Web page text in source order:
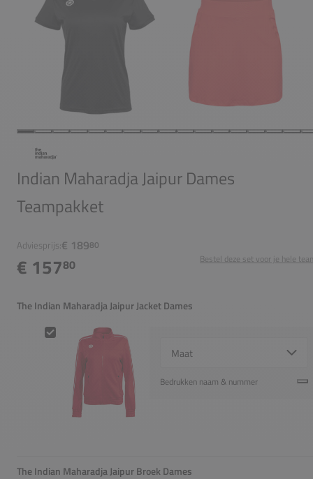
Indian Maharadja Jaipur Dames
Teampakket
Adviesprijs:€ 18980
€ 15780 Bestel deze set voor je hele
The Indian Maharadja Jaipur Jacket Dames
Bedrukken naam & nummer
The Indian Maharadja Jaipur Jacket Dames
The Indian Maharadja Jaipur Broek Dames